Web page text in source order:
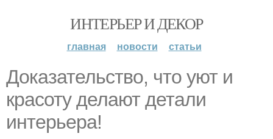
ИНТЕРЬЕР И ДЕКОР
главная новости статьи
Доказательство, что уют и
красоту делают детали
интерьера!